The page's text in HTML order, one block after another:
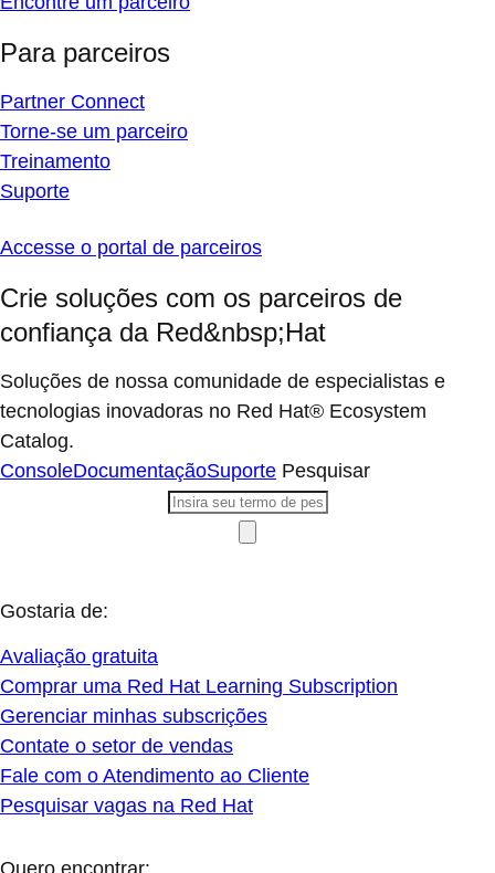
Para parceiros
Torne-se um parceiro
Treinamento
Suporte
Crie soluções com os parceiros de
confiança da Red&nbsp;Hat
tecnologias inovadoras no Red Hat® Ecosystem
Catalog.
Console
Comprar uma Red Hat Learning Subscription
Gerenciar minhas subscrições
Contate o setor de vendas
Fale com o Atendimento ao Cliente
Pesquisar vagas na Red Hat